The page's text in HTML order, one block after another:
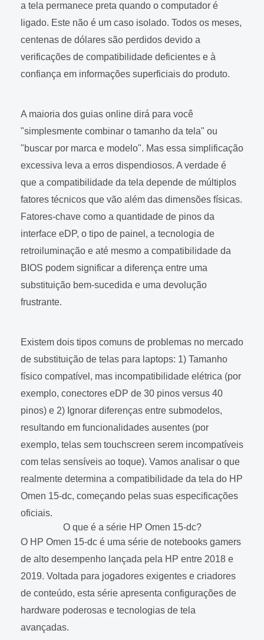
a tela permanece preta quando o computador é
ligado. Este não é um caso isolado. Todos os meses,
centenas de dólares são perdidos devido a
verificações de compatibilidade deficientes e à
confiança em informações superficiais do produto.
A maioria dos guias online dirá para você
"simplesmente combinar o tamanho da tela" ou
"buscar por marca e modelo". Mas essa simplificação
excessiva leva a erros dispendiosos. A verdade é
que a compatibilidade da tela depende de múltiplos
fatores técnicos que vão além das dimensões físicas.
Fatores-chave como a quantidade de pinos da
interface eDP, o tipo de painel, a tecnologia de
retroiluminação e até mesmo a compatibilidade da
BIOS podem significar a diferença entre uma
substituição bem-sucedida e uma devolução
frustrante.
Existem dois tipos comuns de problemas no mercado
de substituição de telas para laptops: 1) Tamanho
físico compatível, mas incompatibilidade elétrica (por
exemplo, conectores eDP de 30 pinos versus 40
pinos) e 2) Ignorar diferenças entre submodelos,
resultando em funcionalidades ausentes (por
exemplo, telas sem touchscreen serem incompatíveis
com telas sensíveis ao toque). Vamos analisar o que
realmente determina a compatibilidade da tela do HP
Omen 15-dc, começando pelas suas especificações
oficiais.
O que é a série HP Omen 15-dc?
O HP Omen 15-dc é uma série de notebooks gamers
de alto desempenho lançada pela HP entre 2018 e
2019. Voltada para jogadores exigentes e criadores
de conteúdo, esta série apresenta configurações de
hardware poderosas e tecnologias de tela
avançadas.